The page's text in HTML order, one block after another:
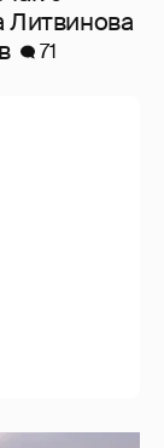
Литвинова
71